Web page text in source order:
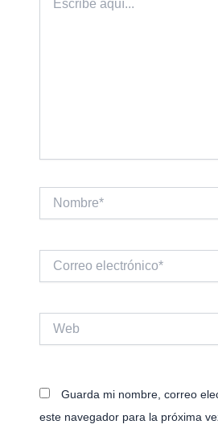
aquí...
Nombre*
Correo
electrónico*
Web
Guarda mi nombre, correo
este navegador para la próxima